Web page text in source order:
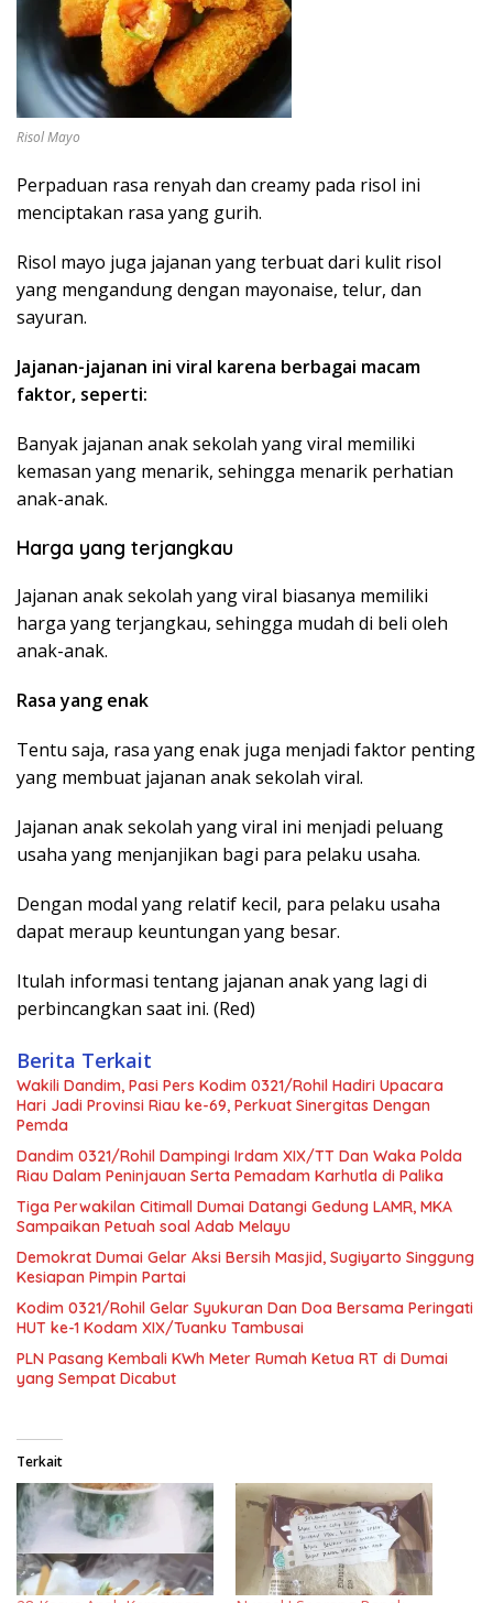
Risol Mayo
Perpaduan rasa renyah dan creamy pada risol ini
menciptakan rasa yang gurih.
Risol mayo juga jajanan yang terbuat dari kulit risol
yang mengandung dengan mayonaise, telur, dan
sayuran.
Jajanan-jajanan ini viral karena berbagai macam
faktor, seperti:
Banyak jajanan anak sekolah yang viral memiliki
kemasan yang menarik, sehingga menarik perhatian
anak-anak.
Harga yang terjangkau
Jajanan anak sekolah yang viral biasanya memiliki
harga yang terjangkau, sehingga mudah di beli oleh
anak-anak.
Rasa yang enak
Tentu saja, rasa yang enak juga menjadi faktor penting
yang membuat jajanan anak sekolah viral.
Jajanan anak sekolah yang viral ini menjadi peluang
usaha yang menjanjikan bagi para pelaku usaha.
Dengan modal yang relatif kecil, para pelaku usaha
dapat meraup keuntungan yang besar.
Itulah informasi tentang jajanan anak yang lagi di
perbincangkan saat ini. (Red)
Berita Terkait
Wakili Dandim, Pasi Pers Kodim 0321/Rohil Hadiri Upacara
Hari Jadi Provinsi Riau ke-69, Perkuat Sinergitas Dengan
Pemda
Dandim 0321/Rohil Dampingi Irdam XIX/TT Dan Waka Polda
Riau Dalam Peninjauan Serta Pemadam Karhutla di Palika
Tiga Perwakilan Citimall Dumai Datangi Gedung LAMR, MKA
Sampaikan Petuah soal Adab Melayu
Demokrat Dumai Gelar Aksi Bersih Masjid, Sugiyarto Singgung
Kesiapan Pimpin Partai
Kodim 0321/Rohil Gelar Syukuran Dan Doa Bersama Peringati
HUT ke-1 Kodam XIX/Tuanku Tambusai
PLN Pasang Kembali KWh Meter Rumah Ketua RT di Dumai
yang Sempat Dicabut
Terkait